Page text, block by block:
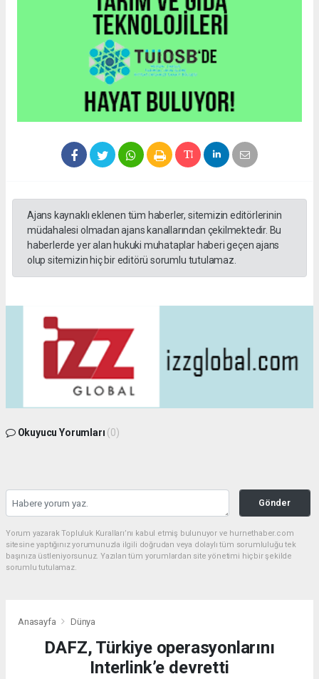
Ajans kaynaklı eklenen tüm haberler, sitemizin editörlerinin
müdahalesi olmadan ajans kanallarından çekilmektedir. Bu
haberlerde yer alan hukuki muhataplar haberi geçen ajans
olup sitemizin hiç bir editörü sorumlu tutulamaz.
Okuyucu Yorumları (0)
Gönder
Yorum yazarak Topluluk Kuralları’nı kabul etmiş bulunuyor ve hurnethaber.com
sitesine yaptığınız yorumunuzla ilgili doğrudan veya dolaylı tüm sorumluluğu tek
başınıza üstleniyorsunuz. Yazılan tüm yorumlardan site yönetimi hiçbir şekilde
sorumlu tutulamaz.
Anasayfa Dünya
DAFZ, Türkiye operasyonlarını
Interlink’e devretti